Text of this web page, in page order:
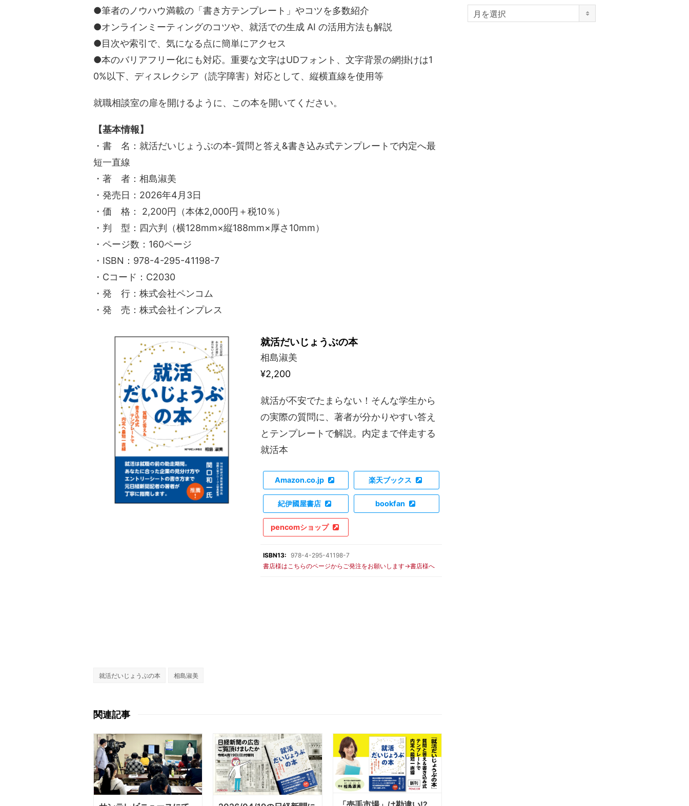
●筆者のノウハウ満載の「書き方テンプレート」やコツを多数紹介
●オンラインミーティングのコツや、就活での生成 AI の活用方法も解説
●目次や索引で、気になる点に簡単にアクセス
●本のバリアフリー化にも対応。重要な文字はUDフォント、文字背景の網掛けは1
0%以下、ディスレクシア（読字障害）対応として、縦横直線を使用等
就職相談室の扉を開けるように、この本を開いてください。
【基本情報】
・書 名：就活だいじょうぶの本-質問と答え&書き込み式テンプレートで内定へ最
短一直線
・著 者：相島淑美
・発売日：2026年4月3日
・価 格： 2,200円（本体2,000円＋税10％）
・判 型：四六判（横128mm×縦188mm×厚さ10mm）
・ページ数：160ページ
・ISBN：978-4-295-41198-7
・Cコード：C2030
・発 行：株式会社ペンコム
・発 売：株式会社インプレス
就活だいじょうぶの本
相島淑美
¥2,200
就活が不安でたまらない！そんな学生から
の実際の質問に、著者が分かりやすい答え
とテンプレートで解説。内定まで伴走する
就活本
Amazon.co.jp 楽天ブックス
紀伊國屋書店 bookfan
pencomショップ
ISBN13:
978-4-295-41198-7
書店様はこちらのページからご発注をお願いします→書店様へ
就活だいじょうぶの本 相島淑美
関連記事
月を選択